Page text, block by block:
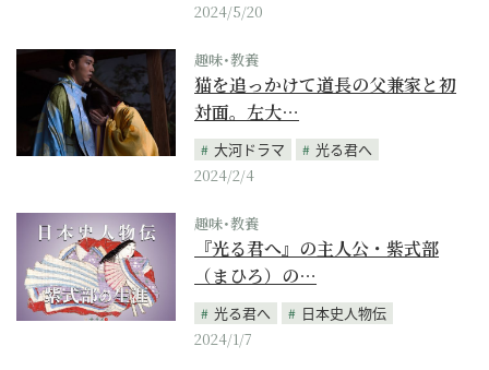
2024/5/20
趣味･教養
猫を追っかけて道長の父兼家と初
対面。左大…
大河ドラマ
光る君へ
2024/2/4
趣味･教養
『光る君へ』の主人公・紫式部
（まひろ）の…
光る君へ
日本史人物伝
2024/1/7